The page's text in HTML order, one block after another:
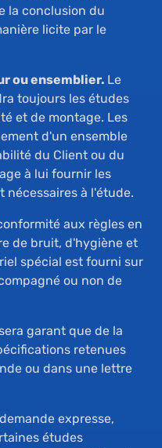
la conclusion du
licite par le
ou ensemblier. Le
toujours les études
et de montage. Les
d'un ensemble
du Client ou du
à lui fournir les
nécessaires à l'étude.
aux règles en
de bruit, d'hygiène et
spécial est fourni sur
ou non de
garant que de la
retenues
ou dans une lettre
expresse,
études